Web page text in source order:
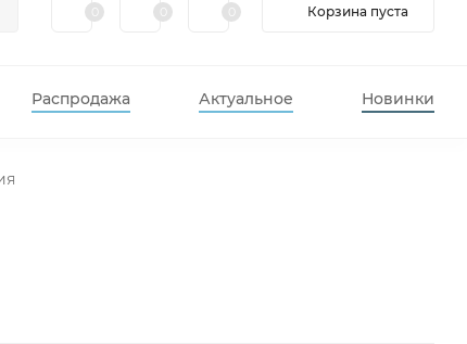
Корзина пуста
Распродажа Актуальное Новинки